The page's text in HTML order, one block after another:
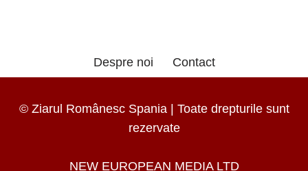
Despre noi Contact
© Ziarul Românesc Spania | Toate drepturile sunt
rezervate
NEW EUROPEAN MEDIA LTD